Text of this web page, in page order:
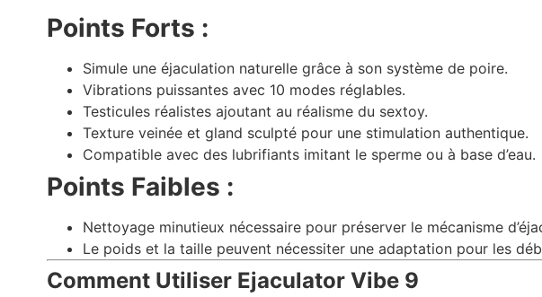
Points Forts :
Simule une éjaculation naturelle grâce à son système de poire.
Vibrations puissantes avec 10 modes réglables.
Testicules réalistes ajoutant au réalisme du sextoy.
Texture veinée et gland sculpté pour une stimulation authentique.
Compatible avec des lubrifiants imitant le sperme ou à base d’eau.
Points Faibles :
Nettoyage minutieux nécessaire pour préserver le mécanisme
Le poids et la taille peuvent nécessiter une adaptation pour les
Comment Utiliser Ejaculator Vibe 9